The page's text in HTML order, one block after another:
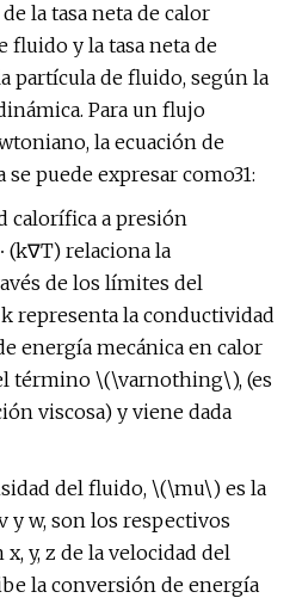
la tasa neta de calor
fluido y la tasa neta de
partícula de fluido, según la
Para un flujo
la ecuación de
puede expresar como31:
calorífica a presión
(k∇T) relaciona la
de los límites del
representa la conductividad
energía mecánica en calor
término \(\varnothing\), (es
viscosa) y viene dada
del fluido, \(\mu\) es la
y w, son los respectivos
y, z de la velocidad del
la conversión de energía